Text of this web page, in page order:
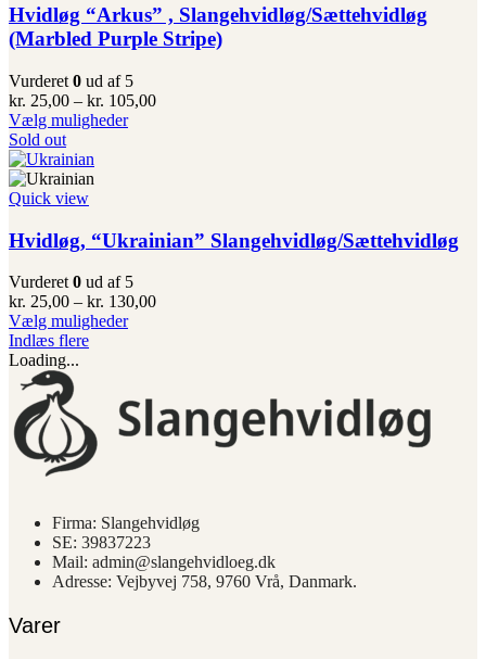
kan
vælges
på
Hvidløg “Arkus” , Slangehvidløg/Sættehvidløg
(Marbled Purple Stripe)
Vurderet 0 ud af 5
kr. 25,00 – kr. 105,00Prisinterval:
Vælg mulighederDette
kan
vælges
på
varesiden
Sold out
Quick view
Hvidløg, “Ukrainian” Slangehvidløg/Sættehvidløg
Vurderet 0 ud af 5
kr. 25,00 – kr. 130,00Prisinterval:
Vælg mulighederDette
varianter.
Mulighederne
kan
Indlæs flere
Loading...
Firma: Slangehvidløg
SE: 39837223
Mail: admin@slangehvidloeg.dk
Adresse: Vejbyvej 758, 9760 Vrå, Danmark.
Varer